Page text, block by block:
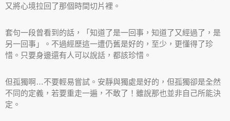
又將心境拉回了那個時間切片裡。
套句一段曾看到的話，「知道了是一回事，知道了又經過了，是
另一回事」。不過經歷這一遭仍舊是好的，至少，更懂得了珍
惜。只要身邊還有人可以說話，都該珍惜。
但孤獨啊…不要輕易嘗試。安靜與獨處是好的，但孤獨卻是全然
不同的定義，若要重走一遍，不敢了！雖說那也並非自己所能決
定。